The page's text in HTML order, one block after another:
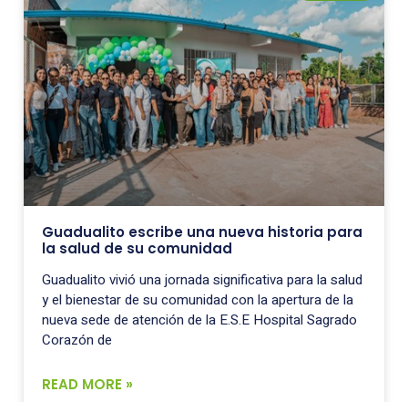
Guadualito escribe una nueva historia para
la salud de su comunidad
Guadualito vivió una jornada significativa para la salud
y el bienestar de su comunidad con la apertura de la
nueva sede de atención de la E.S.E Hospital Sagrado
Corazón de
READ MORE »